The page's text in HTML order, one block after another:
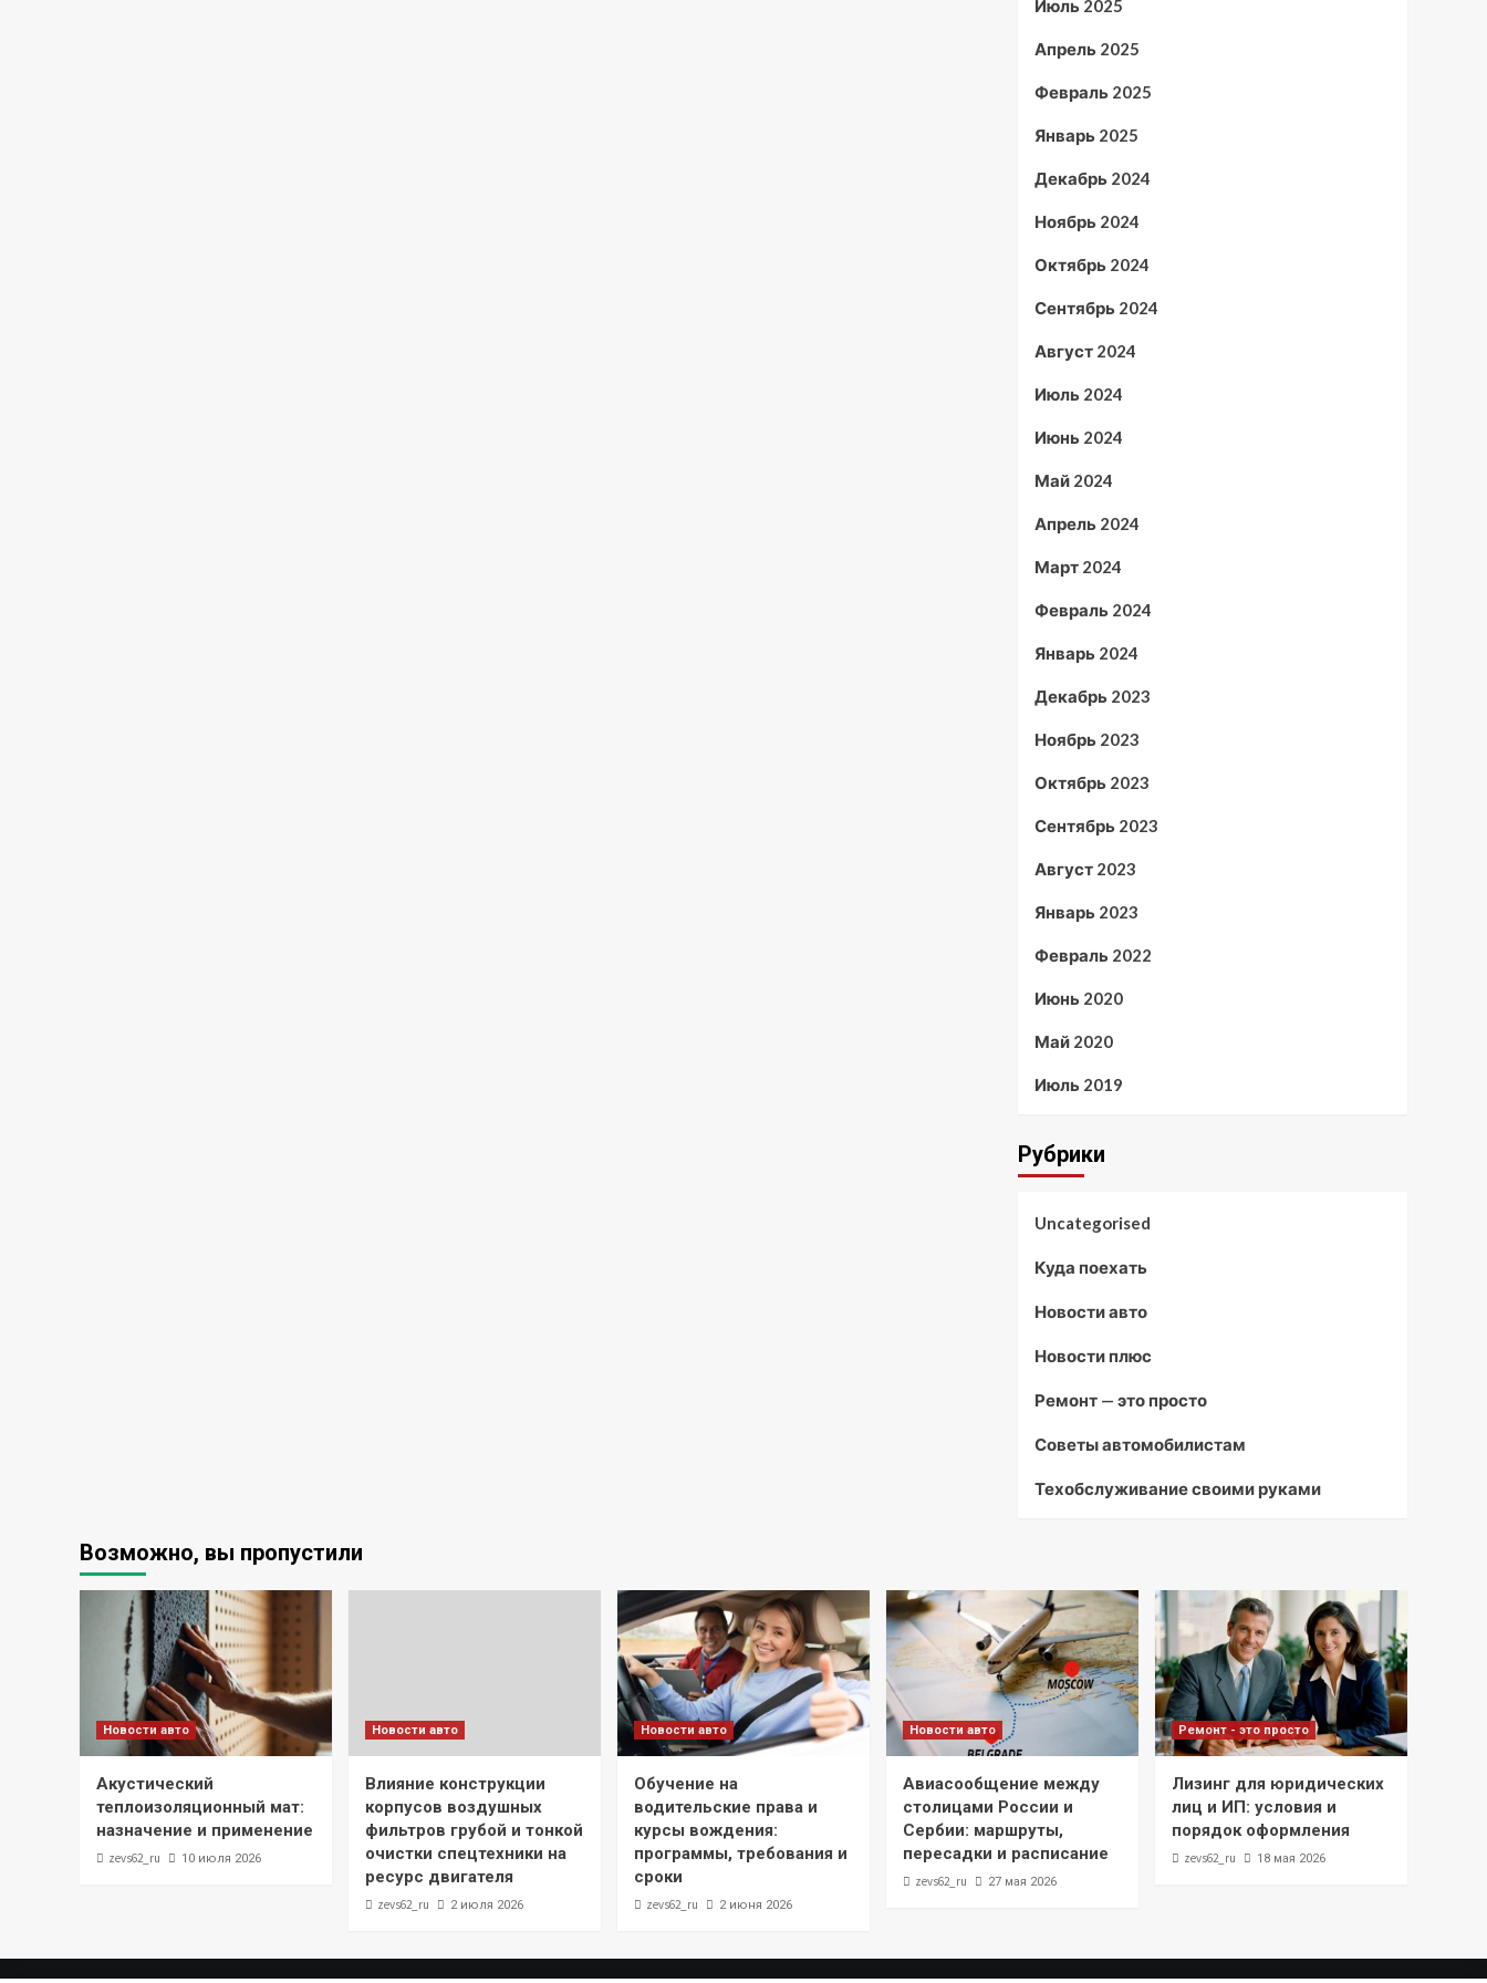
Июль 2025
Апрель 2025
Февраль 2025
Январь 2025
Декабрь 2024
Ноябрь 2024
Октябрь 2024
Сентябрь 2024
Август 2024
Июль 2024
Июнь 2024
Май 2024
Апрель 2024
Март 2024
Февраль 2024
Январь 2024
Декабрь 2023
Ноябрь 2023
Октябрь 2023
Сентябрь 2023
Август 2023
Январь 2023
Февраль 2022
Июнь 2020
Май 2020
Июль 2019
Рубрики
Uncategorised
Куда поехать
Новости авто
Новости плюс
Ремонт — это просто
Советы автомобилистам
Техобслуживание своими руками
Возможно, вы пропустили
Новости авто
Акустический
теплоизоляционный мат:
назначение и применение
zevs62_ru 10 июля 2026
Новости авто
Влияние конструкции
корпусов воздушных
фильтров грубой и тонкой
очистки спецтехники на
ресурс двигателя
zevs62_ru 2 июля 2026
Новости авто
Обучение на
водительские права и
курсы вождения:
программы, требования и
сроки
zevs62_ru 2 июня 2026
Новости авто
Авиасообщение между
столицами России и
Сербии: маршруты,
пересадки и расписание
zevs62_ru 27 мая 2026
Ремонт - это просто
Лизинг для юридических
лиц и ИП: условия и
порядок оформления
zevs62_ru 18 мая 2026